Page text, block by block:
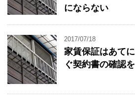
にならない
2017/07/18
家賃保証はあて
ぐ契約書の確認を